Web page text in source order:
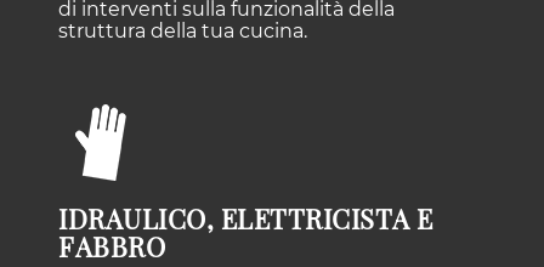
di interventi sulla funzionalità della
struttura della tua cucina.
IDRAULICO, ELETTRICISTA E
FABBRO